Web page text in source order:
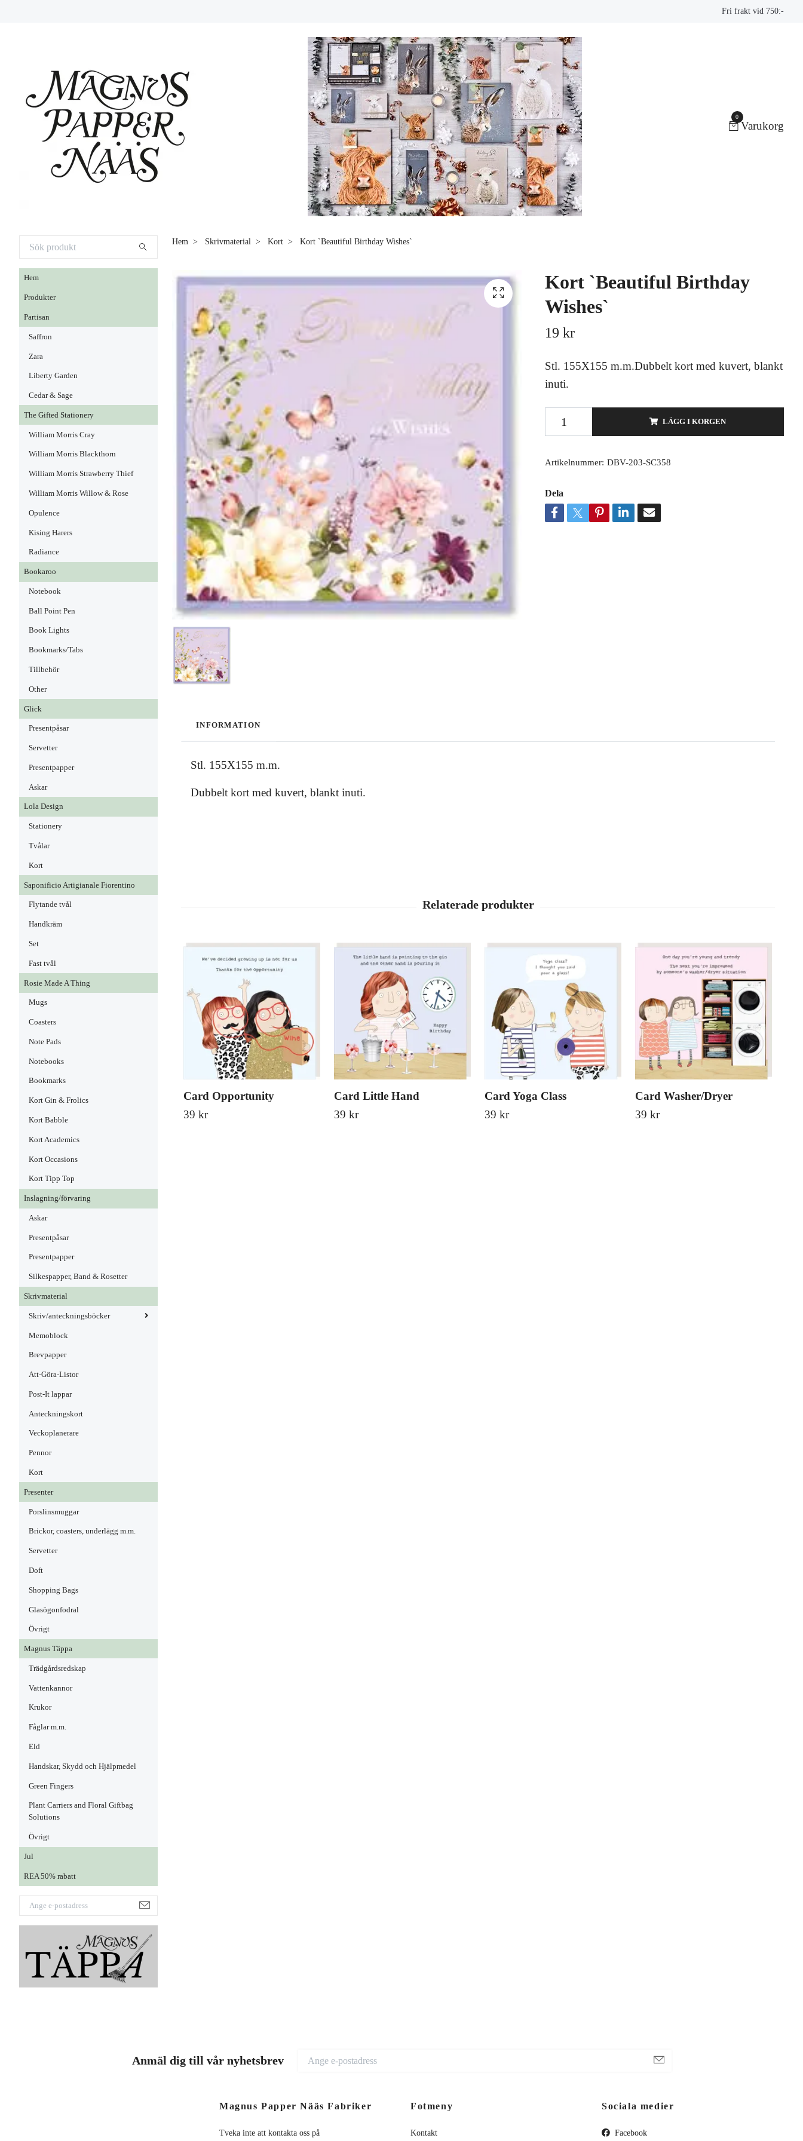
Fri frakt vid 750:-
0
Varukorg
Hem
Produkter
Partisan
Saffron
Zara
Liberty Garden
Cedar & Sage
The Gifted Stationery
William Morris Cray
William Morris Blackthorn
William Morris Strawberry Thief
William Morris Willow & Rose
Opulence
Kising Harers
Radiance
Bookaroo
Notebook
Ball Point Pen
Book Lights
Bookmarks/Tabs
Tillbehör
Other
Glick
Presentpåsar
Servetter
Presentpapper
Askar
Lola Design
Stationery
Tvålar
Kort
Saponificio Artigianale Fiorentino
Flytande tvål
Handkräm
Set
Fast tvål
Rosie Made A Thing
Mugs
Coasters
Note Pads
Notebooks
Bookmarks
Kort Gin & Frolics
Kort Babble
Kort Academics
Kort Occasions
Kort Tipp Top
Inslagning/förvaring
Askar
Presentpåsar
Presentpapper
Silkespapper, Band & Rosetter
Skrivmaterial
Skriv/anteckningsböcker
Memoblock
Brevpapper
Att-Göra-Listor
Post-It lappar
Anteckningskort
Veckoplanerare
Pennor
Kort
Presenter
Porslinsmuggar
Brickor, coasters, underlägg m.m.
Servetter
Doft
Shopping Bags
Glasögonfodral
Övrigt
Magnus Täppa
Trädgårdsredskap
Vattenkannor
Krukor
Fåglar m.m.
Eld
Handskar, Skydd och Hjälpmedel
Green Fingers
Plant Carriers and Floral Giftbag
Solutions
Övrigt
Jul
REA 50% rabatt
Hem Skrivmaterial Kort Kort `Beautiful Birthday Wishes`
Kort `Beautiful Birthday
Wishes`
19 kr
Stl. 155X155 m.m.Dubbelt kort med kuvert, blankt
inuti.
LÄGG I KORGEN
Artikelnummer: DBV-203-SC358
Dela
INFORMATION
Stl. 155X155 m.m.
Dubbelt kort med kuvert, blankt inuti.
Card Opportunity
39 kr
Card Little Hand
39 kr
Card Yoga Class
39 kr
Card Washer/Dryer
39 kr
Anmäl dig till vår nyhetsbrev
Magnus Papper Nääs Fabriker
Tveka inte att kontakta oss på
Fotmeny
Kontakt
Sociala medier
Facebook